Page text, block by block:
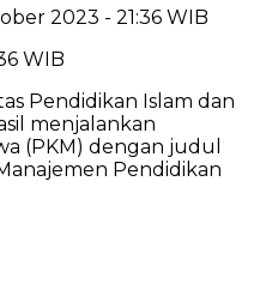
2023 - 21:36 WIB
WIB
Pendidikan Islam dan
menjalankan
(PKM) dengan judul
Pendidikan